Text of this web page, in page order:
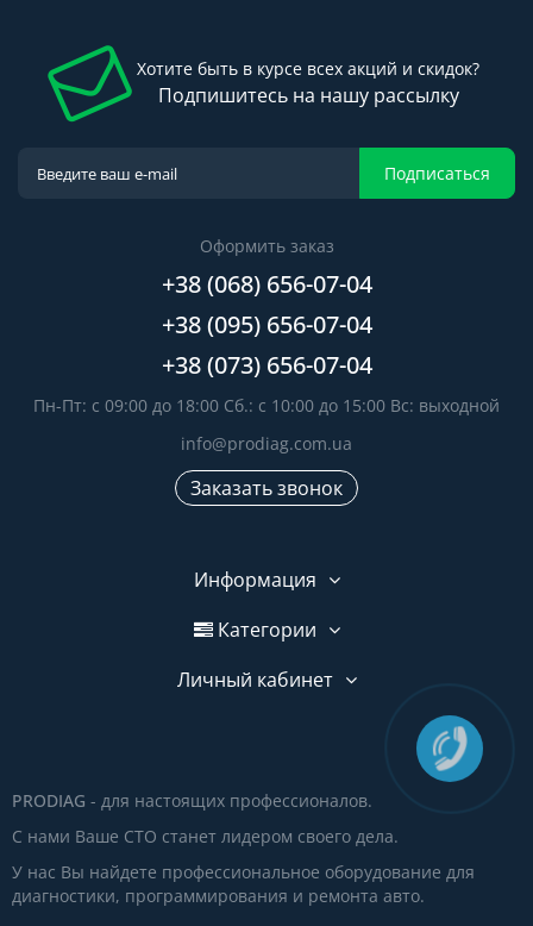
Хотите быть в курсе всех акций и скидок?
Подпишитесь на нашу рассылку
Подписаться
Оформить заказ
+38 (068) 656-07-04
+38 (095) 656-07-04
+38 (073) 656-07-04
Пн-Пт: с 09:00 до 18:00 Сб.: с 10:00 до 15:00 Вс: выходной
info@prodiag.com.ua
Заказать звонок
Информация
Категории
Личный кабинет
PRODIAG - для настоящих профессионалов.
С нами Ваше СТО станет лидером своего дела.
У нас Вы найдете профессиональное оборудование для
диагностики, программирования и ремонта авто.